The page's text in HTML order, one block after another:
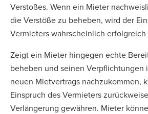
Verstoßes. Wenn ein Mieter
die Verstöße zu beheben, wird der
Vermieters wahrscheinlich erfolgreich
Zeigt ein Mieter hingegen echte
beheben und seinen Verpflichtungen
neuen Mietvertrags nachzukommen,
Einspruch des Vermieters
Verlängerung gewähren. Mieter